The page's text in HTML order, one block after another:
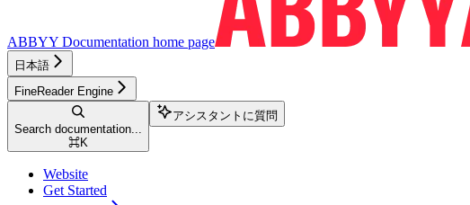
ABBYY Documentation home page
日本語
FineReader Engine
Search documentation...
⌘K
アシスタントに質問
Website
Get Started